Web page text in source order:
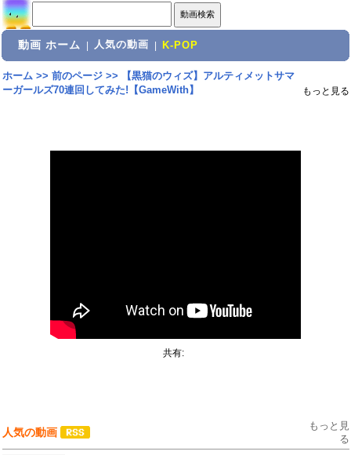
動画 ホーム 人気の動画 K-POP
ホーム>> 前のページ>>
【黒猫のウィズ】アルティメットサマ
ーガールズ70連回してみた!【GameWith】
もっと見る
共有:
人気の動画
もっと見
る